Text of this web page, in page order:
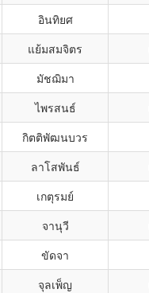
อินทิยศ
แย้มสมจิตร
มัชฌิมา
ไพรสนธ์
กิตติพัฒนบวร
ลาโสพันธ์
เกตุรมย์
จานุวี
ขัดจา
จุลเพ็ญ